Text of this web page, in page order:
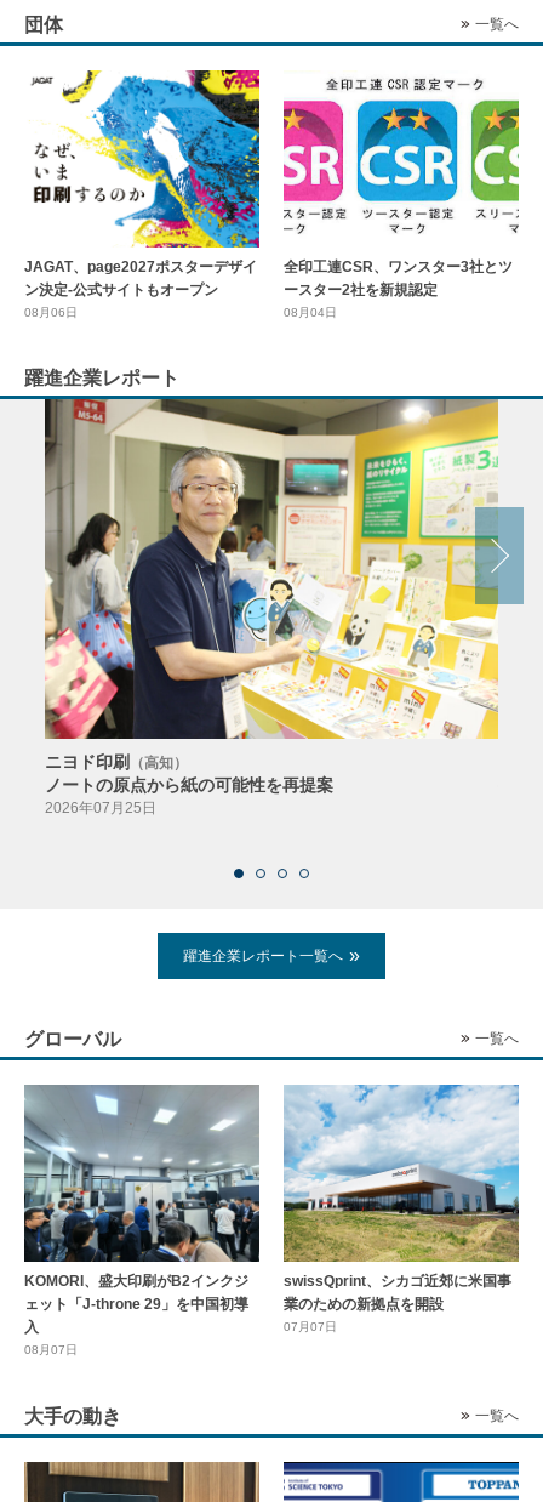
団体 一覧へ
JAGAT、page2027ポスターデザイ
ン決定-公式サイトもオープン
08月06日
全印工連CSR、ワンスター3社とツ
ースター2社を新規認定
08月04日
躍進企業レポート
ニヨド印刷 （高知）
ノートの原点から紙の可能性を再提案
2026年07月25日
躍進企業レポート一覧へ
グローバル 一覧へ
KOMORI、盛大印刷がB2インクジ
ェット「J-throne 29」を中国初導
入
08月07日
swissQprint、シカゴ近郊に⽶国事
業のための新拠点を開設
07月07日
大手の動き 一覧へ